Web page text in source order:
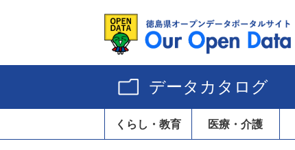
データカタログ
くらし・教育 医療・介護